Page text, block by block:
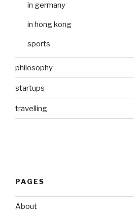
in germany
in hong kong
sports
philosophy
startups
travelling
PAGES
About